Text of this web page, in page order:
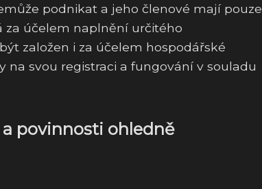
podnikat a jeho členové mají pouze
za účelem naplnění určitého
založen i za účelem hospodářské
na svou registraci a fungování v souladu
povinnosti ohledně